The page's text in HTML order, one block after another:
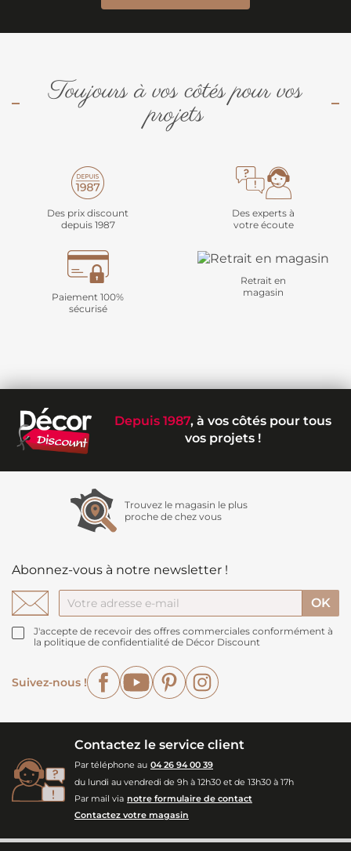
Toujours à vos côtés pour vos
projets
Des prix discount
depuis 1987
Des experts à
votre écoute
Paiement 100%
sécurisé
Retrait en
magasin
Depuis 1987, à vos côtés pour tous
vos projets !
Trouvez le magasin le plus
proche de chez vous
Abonnez-vous à notre newsletter !
J'accepte de recevoir des offres commerciales conformément à
la politique de confidentialité de Décor Discount
Suivez-nous !
FacebookYouTubePinterest
Contactez le service client
Par téléphone au 04 26 94 00 39
du lundi au vendredi de 9h à 12h30 et de 13h30 à 17h
Par mail via notre formulaire de contact
Contactez votre magasin